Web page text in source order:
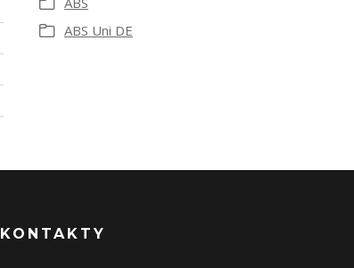
ABS Uni DE
KONTAKTY